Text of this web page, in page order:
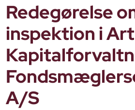
Redegørelse
inspektion i
A/S